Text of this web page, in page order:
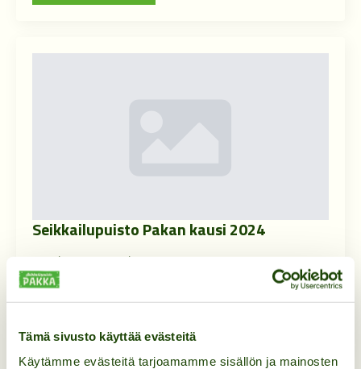
Tämä sivusto käyttää evästeitä
Käytämme evästeitä tarjoamamme sisällön ja mainosten
Seikkailupuisto Pakan kausi 2024